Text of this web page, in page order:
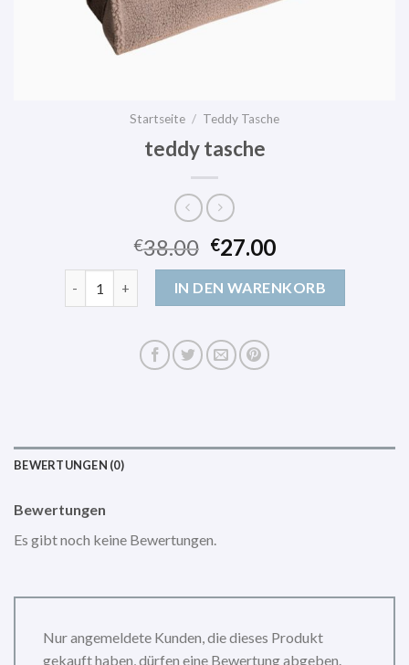
Startseite / Teddy Tasche
teddy tasche
€38.00 €27.00
teddy tasche MengeIN DEN WARENKORB
BEWERTUNGEN (0)
Bewertungen
Es gibt noch keine Bewertungen.
Nur angemeldete Kunden, die dieses Produkt
gekauft haben, dürfen eine Bewertung abgeben.